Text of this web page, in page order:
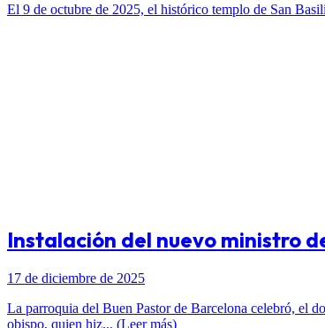
El 9 de octubre de 2025, el histórico templo de San
Instalación del nuevo ministro
17 de diciembre de 2025
La parroquia del Buen Pastor de Barcelona celebró, el
obispo, quien hiz... (Leer más)